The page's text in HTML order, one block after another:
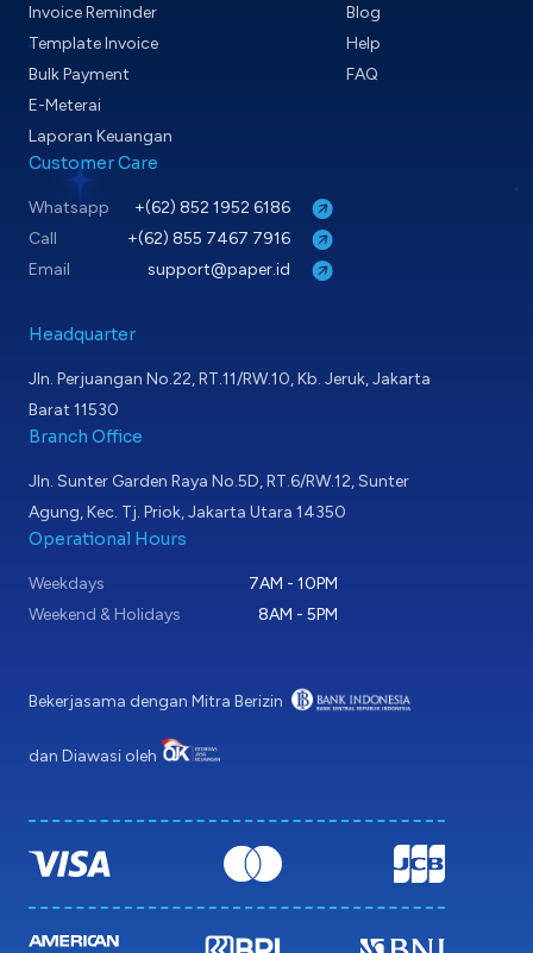
Invoice Reminder
Template Invoice
Bulk Payment
E-Meterai
Laporan Keuangan
Blog
Help
FAQ
Customer Care
Whatsapp
+(62) 852 1952 6186
Call
+(62) 855 7467 7916
Email
support@paper.id
Headquarter
Jln. Perjuangan No.22, RT.11/RW.10, Kb. Jeruk, Jakarta
Barat 11530
Branch Office
Jln. Sunter Garden Raya No.5D, RT.6/RW.12, Sunter
Agung, Kec. Tj. Priok, Jakarta Utara 14350
Operational Hours
Weekdays
7AM - 10PM
Weekend & Holidays
8AM - 5PM
Bekerjasama dengan Mitra Berizin
dan Diawasi oleh